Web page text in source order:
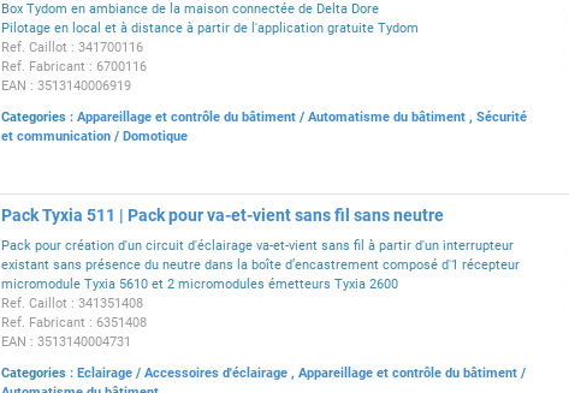
Box Tydom en ambiance de la maison connectée de Delta Dore
Pilotage en local et à distance à partir de l'application gratuite Tydom
Ref. Caillot : 341700116
Ref. Fabricant : 6700116
EAN : 3513140006919
Categories : Appareillage et contrôle du bâtiment / Automatisme du bâtiment , Sécurité
et communication / Domotique
Pack Tyxia 511 | Pack pour va-et-vient sans fil sans neutre
Pack pour création d'un circuit d'éclairage va-et-vient sans fil à partir d'un interrupteur
existant sans présence du neutre dans la boîte d’encastrement composé d'1 récepteur
micromodule Tyxia 5610 et 2 micromodules émetteurs Tyxia 2600
Ref. Caillot : 341351408
Ref. Fabricant : 6351408
EAN : 3513140004731
Categories : Eclairage / Accessoires d'éclairage , Appareillage et contrôle du bâtiment /